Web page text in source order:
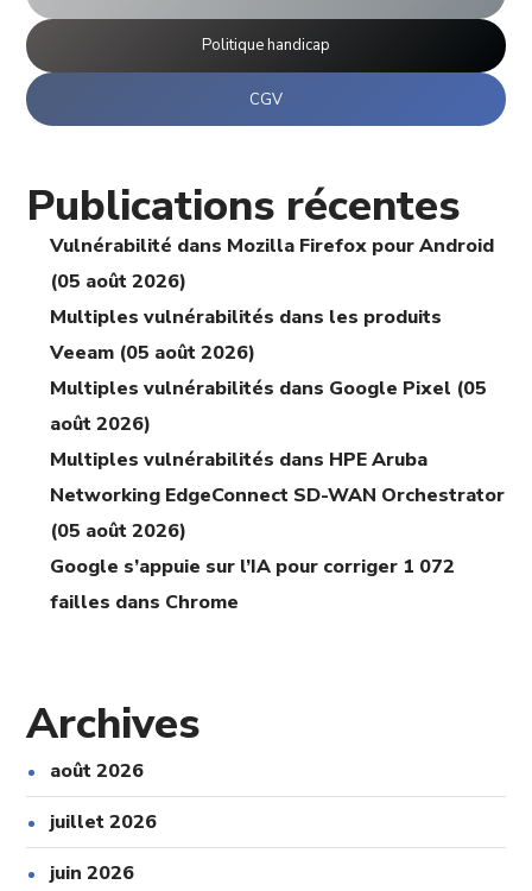
Politique handicap
CGV
Publications récentes
Vulnérabilité dans Mozilla Firefox pour Android
(05 août 2026)
Multiples vulnérabilités dans les produits
Veeam (05 août 2026)
Multiples vulnérabilités dans Google Pixel (05
août 2026)
Multiples vulnérabilités dans HPE Aruba
Networking EdgeConnect SD-WAN Orchestrator
(05 août 2026)
Google s’appuie sur l’IA pour corriger 1 072
failles dans Chrome
Archives
août 2026
juillet 2026
juin 2026